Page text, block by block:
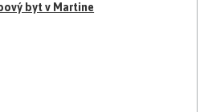
byt v Martine